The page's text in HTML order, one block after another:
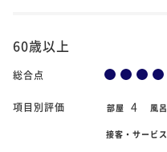
60歳以上
総合点
項目別評価 部屋 4 風呂
接客・サービス